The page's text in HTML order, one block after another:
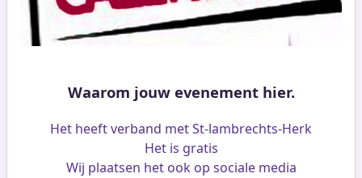
Waarom jouw evenement hier.
Het heeft verband met St-lambrechts-Herk
Het is gratis
Wij plaatsen het ook op sociale media